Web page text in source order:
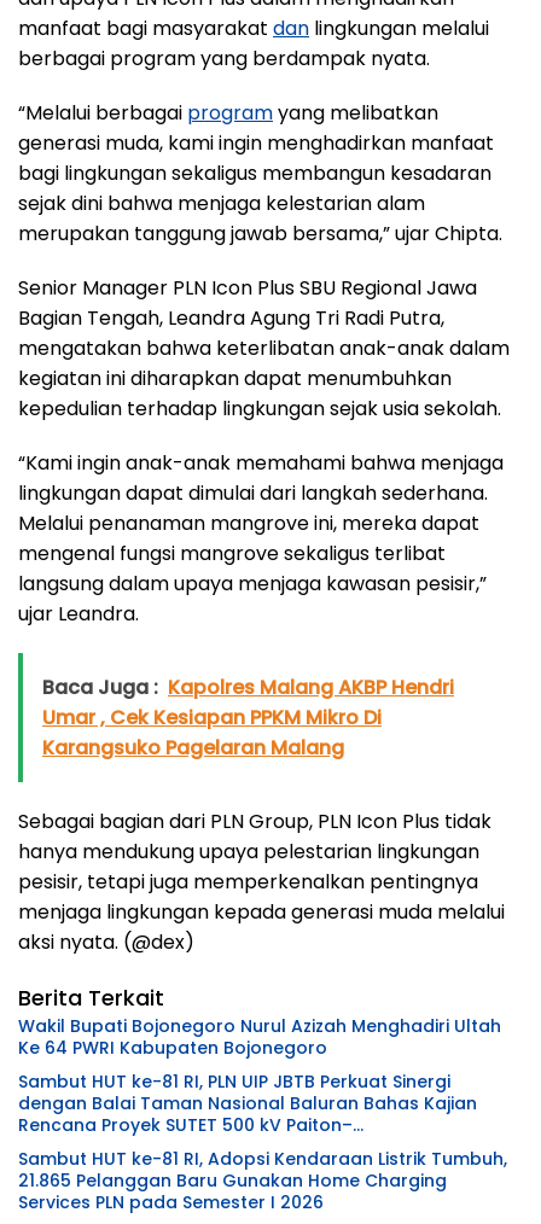
manfaat bagi masyarakat dan lingkungan melalui
berbagai program yang berdampak nyata.
“Melalui berbagai programyang melibatkan
generasi muda, kami ingin menghadirkan manfaat
bagi lingkungan sekaligus membangun kesadaran
sejak dini bahwa menjaga kelestarian alam
merupakan tanggung jawab bersama,” ujar Chipta.
Senior Manager PLN Icon Plus SBU Regional Jawa
Bagian Tengah, Leandra Agung Tri Radi Putra,
mengatakan bahwa keterlibatan anak-anak dalam
kegiatan ini diharapkan dapat menumbuhkan
kepedulian terhadap lingkungan sejak usia sekolah.
“Kami ingin anak-anak memahami bahwa menjaga
lingkungan dapat dimulai dari langkah sederhana.
Melalui penanaman mangrove ini, mereka dapat
mengenal fungsi mangrove sekaligus terlibat
langsung dalam upaya menjaga kawasan pesisir,”
ujar Leandra.
Baca Juga : Kapolres Malang AKBP Hendri
Umar , Cek Kesiapan PPKM Mikro Di
Karangsuko Pagelaran Malang
Sebagai bagian dari PLN Group, PLN Icon Plus tidak
hanya mendukung upaya pelestarian lingkungan
pesisir, tetapi juga memperkenalkan pentingnya
menjaga lingkungan kepada generasi muda melalui
aksi nyata. (@dex)
Berita Terkait
Wakil Bupati Bojonegoro Nurul Azizah Menghadiri Ultah
Ke 64 PWRI Kabupaten Bojonegoro
Sambut HUT ke-81 RI, PLN UIP JBTB Perkuat Sinergi
dengan Balai Taman Nasional Baluran Bahas Kajian
Rencana Proyek SUTET 500 kV Paiton–
Watudodol/Kalipuro
Sambut HUT ke-81 RI, Adopsi Kendaraan Listrik Tumbuh,
21.865 Pelanggan Baru Gunakan Home Charging
Services PLN pada Semester I 2026